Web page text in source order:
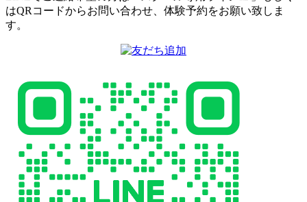
はQRコードからお問い合わせ、体験予約をお願い致しま
す。